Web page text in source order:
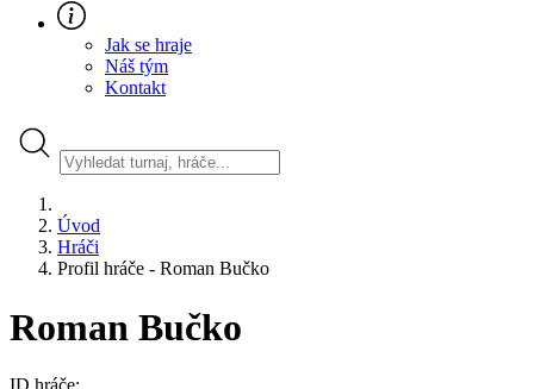
Jak se hraje
Náš tým
Kontakt
Úvod
Hráči
Profil hráče - Roman Bučko
Roman Bučko